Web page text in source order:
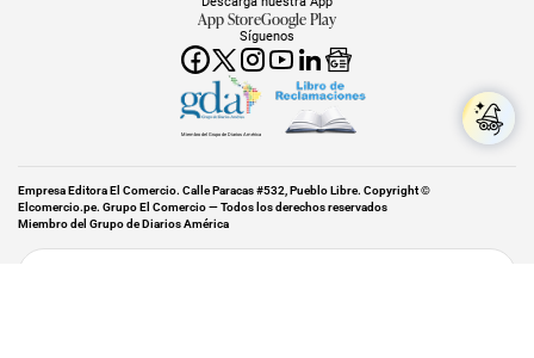
Síguenos
App StoreGoogle Play
Miembro del Grupo de Diarios América
Empresa Editora El Comercio. Calle Paracas #532, Pueblo Libre. Copyright ©
Elcomercio.pe. Grupo El Comercio — Todos los derechos reservados
Miembro del Grupo de Diarios América